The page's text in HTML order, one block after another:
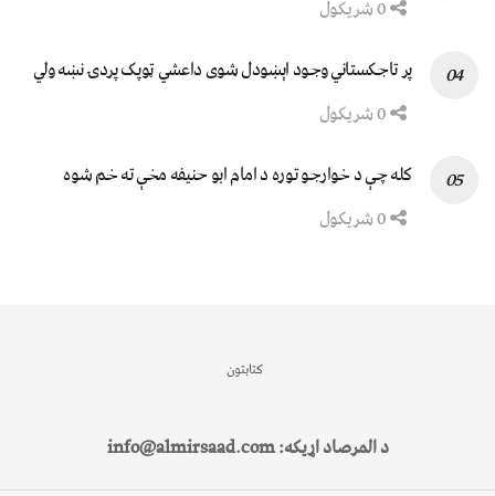
پر تاجکستاني وجود اېښودل شوی داعشي ټوپک پردۍ نښه ولي
کله چې د خوارجو توره د امام ابو حنیفه مخې ته خم شوه
کتابتون
د المرصاد اړیکه: info@almirsaad.com